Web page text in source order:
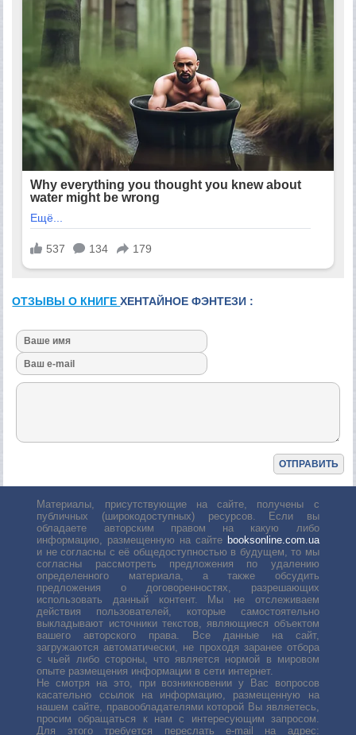
ОТЗЫВЫ О КНИГЕХЕНТАЙНОЕ ФЭНТЕЗИ :
Материалы, присутствующие на сайте, получены с
публичных (широкодоступных) ресурсов. Если вы
обладаете авторским правом на какую либо
информацию, размещенную на сайте booksonline.com.ua
и не согласны с её общедоступностью в будущем, то мы
согласны рассмотреть предложения по удалению
определенного материала, а также обсудить
предложения о договоренностях, разрешающих
использовать данный контент. Мы не отслеживаем
действия пользователей, которые самостоятельно
выкладывают источники текстов, являющиеся объектом
вашего авторского права. Все данные на сайт,
загружаются автоматически, не проходя заранее отбора
с чьей либо стороны, что является нормой в мировом
опыте размещения информации в сети интернет.
Не смотря на это, при возникновении у Вас вопросов
касательно ссылок на информацию, размещенную на
нашем сайте, правообладателями которой Вы являетесь,
просим обращаться к нам с интересующим запросом.
Для этого требуется переслать е-mail на адрес: